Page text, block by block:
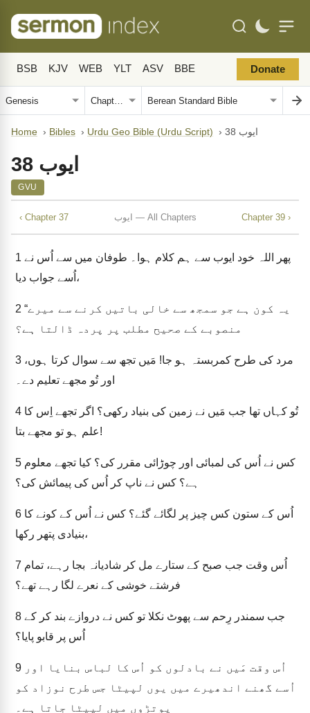
BSB KJV WEB YLT ASV BBE Donate
Home › Bibles › Urdu Geo Bible (Urdu Script) › ایوب 38
ایوب 38
GVU
‹ Chapter 37 ایوب — All Chapters Chapter 39 ›
1
اُسے جواب دیا،
2 “یہ کون ہے جو سمجھ سے خالی باتیں کرنے سے میرے
منصوبے کے صحیح مطلب پر پردہ ڈالتا ہے؟
3
اور تُو مجھے تعلیم دے۔
4
علم ہو تو مجھے بتا!
5
ہے؟ کس نے ناپ کر اُس کی پیمائش کی؟
6
بنیادی پتھر رکھا،
7
فرشتے خوشی کے نعرے لگا رہے تھے؟
8
اُس پر قابو پایا؟
9
اُسے گھنے اندھیرے میں یوں لپیٹا جس طرح نوزاد کو
پوتڑوں میں لپیٹا جاتا ہے۔